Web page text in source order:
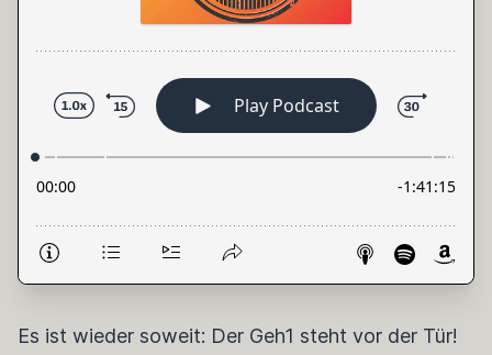
Es ist wieder soweit: Der Geh1 steht vor der Tür!